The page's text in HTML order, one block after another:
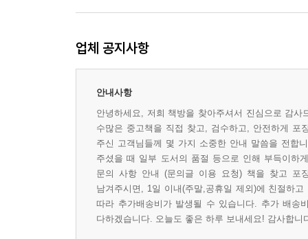
업체 공지사항
안내사항
안녕하세요, 저희 책방을 찾아주셔서 진심으로 감
수많은 중고책을 직접 찾고, 검수하고, 안전하게
주신 고객님들께 몇 가지 소중한 안내 말씀을 전합
주셨을 때 일부 도서의 품절 등으로 인해 부득이하
문의 사항 안내 (문의글 이용 요청) 책을 찾고 포
남겨주시면, 1일 이내(주말,공휴일 제외)에 친절하
따라 추가배송비가 발생될 수 있습니다. 추가 배송
다하겠습니다. 오늘도 좋은 하루 보내세요! 감사합니